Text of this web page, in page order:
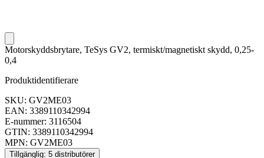
Motorskyddsbrytare, TeSys GV2, termiskt/magnetiskt skydd, 0,25-
0,4
Produktidentifierare
SKU: GV2ME03
EAN: 3389110342994
E-nummer: 3116504
GTIN: 3389110342994
MPN: GV2ME03
Tillgänglig: 5 distributörer